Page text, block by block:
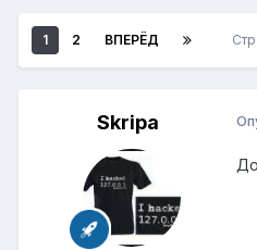
1 2 ВПЕРЁД
Skripa